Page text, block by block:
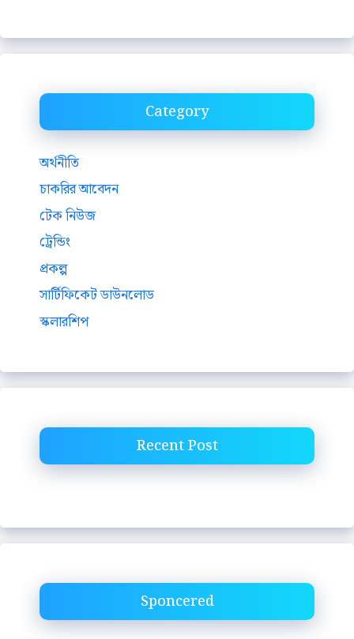
Category
অর্থনীতি
চাকরির আবেদন
টেক নিউজ
ট্রেন্ডিং
প্রকল্প
সার্টিফিকেট ডাউনলোড
স্কলারশিপ
Recent Post
Sponcered